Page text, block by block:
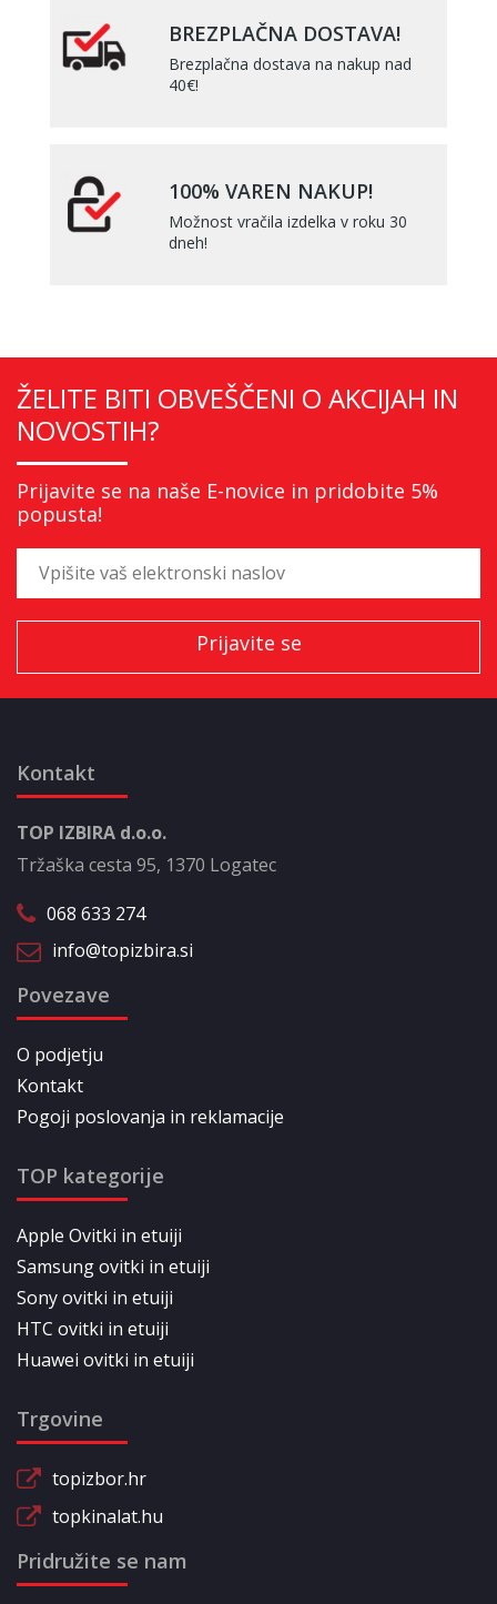
BREZPLAČNA DOSTAVA!
Brezplačna dostava na nakup nad
40€!
100% VAREN NAKUP!
Možnost vračila izdelka v roku 30
dneh!
ŽELITE BITI OBVEŠČENI O AKCIJAH IN
NOVOSTIH?
Prijavite se na naše E-novice in pridobite 5%
popusta!
Kontakt
TOP IZBIRA d.o.o.
Tržaška cesta 95, 1370 Logatec
068 633 274
info@topizbira.si
Povezave
O podjetju
Kontakt
Pogoji poslovanja in reklamacije
TOP kategorije
Apple Ovitki in etuiji
Samsung ovitki in etuiji
Sony ovitki in etuiji
HTC ovitki in etuiji
Huawei ovitki in etuiji
Trgovine
topizbor.hr
topkinalat.hu
Pridružite se nam